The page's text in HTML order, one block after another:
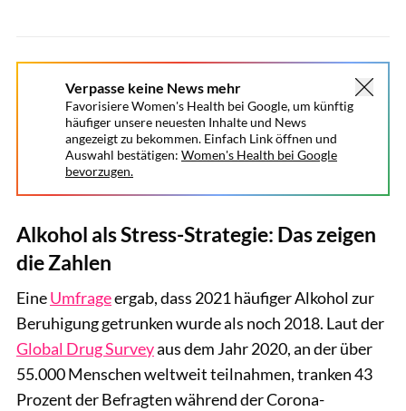
Verpasse keine News mehr
Favorisiere Women's Health bei Google, um künftig
häufiger unsere neuesten Inhalte und News
angezeigt zu bekommen. Einfach Link öffnen und
Auswahl bestätigen: Women's Health bei Google
bevorzugen.
Alkohol als Stress-Strategie: Das zeigen
die Zahlen
EineUmfrageergab, dass 2021 häufiger Alkohol zur
Beruhigung getrunken wurde als noch 2018. Laut der
Global Drug Surveyaus dem Jahr 2020, an der über
55.000 Menschen weltweit teilnahmen, tranken 43
Prozent der Befragten während der Corona-